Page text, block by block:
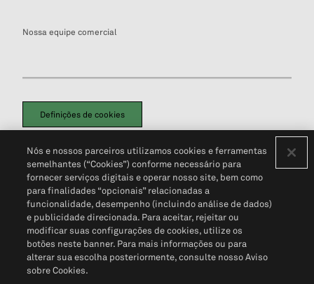
Nossa equipe comercial
Definições de cookies
Política de PrivacidadePortal de privacidade do cliente (em inglês)
Não Venda Minhas Informações Pessoais© 2026 S&P Global
Nós e nossos parceiros utilizamos cookies e ferramentas
semelhantes (“Cookies”) conforme necessário para
fornecer serviços digitais e operar nosso site, bem como
para finalidades “opcionais” relacionadas a
funcionalidade, desempenho (incluindo análise de dados)
e publicidade direcionada. Para aceitar, rejeitar ou
modificar suas configurações de cookies, utilize os
botões neste banner. Para mais informações ou para
alterar sua escolha posteriormente, consulte nosso Aviso
sobre Cookies.